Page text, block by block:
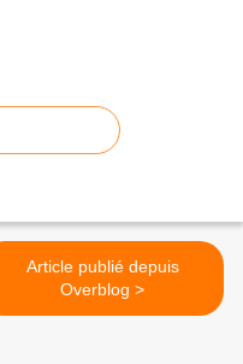
Article publié depuis
Overblog >